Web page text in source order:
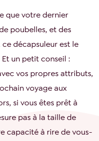
que votre dernier
poubelles, et des
décapsuleur est le
Et un petit conseil :
vos propres attributs,
voyage aux
si vous êtes prêt à
pas à la taille de
capacité à rire de vous-